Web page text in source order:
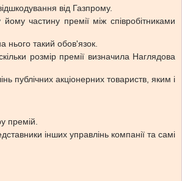
від Газпрому.
частину премії між співробітниками
такий обов'язок.
розмір премії визначила Наглядова
публічних акціонерних товариств, яким і
премій.
інших управлінь компанії та самі